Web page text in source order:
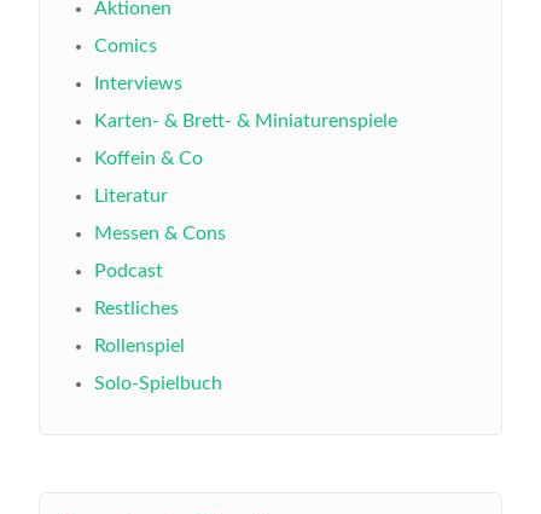
Aktionen
Comics
Interviews
Karten- & Brett- & Miniaturenspiele
Koffein & Co
Literatur
Messen & Cons
Podcast
Restliches
Rollenspiel
Solo-Spielbuch